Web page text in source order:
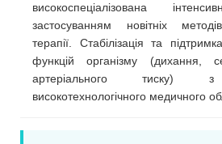
високоспеціалізована
застосуванням новітніх
терапії. Стабілізація та
функцій організму (дихання,
артеріального тиску) з
високотехнологічного медичного